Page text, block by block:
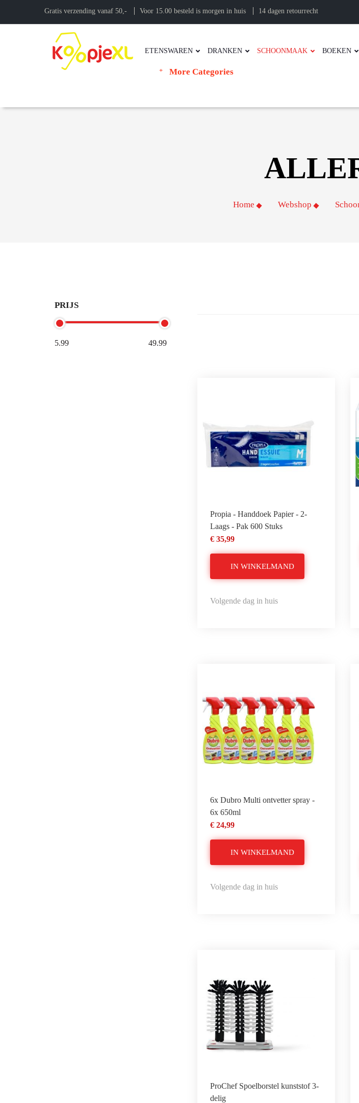
Gratis verzending vanaf 50,- Voor 15.00 besteld is morgen in huis 14 dagen retourrecht
ETENSWAREN DRANKEN SCHOONMAAK BOEKEN
More Categories
Home Webshop
Propia - Handdoek Papier - 2-
Laags - Pak 600 Stuks
€ 35,99
IN WINKELMAND
Volgende dag in huis
6x Dubro Multi ontvetter spray -
6x 650ml
€ 24,99
IN WINKELMAND
Volgende dag in huis
ProChef Spoelborstel kunststof 3-
delig
PRIJS